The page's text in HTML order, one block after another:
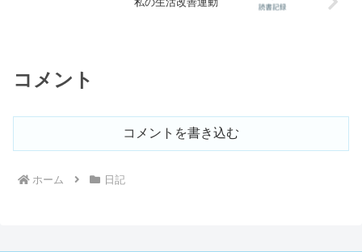
コメント
コメントを書き込む
ホーム 日記